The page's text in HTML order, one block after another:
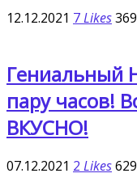
12.12.2021 7Likes369
пару часов!
ВКУСНО!
07.12.2021 2 Likes629